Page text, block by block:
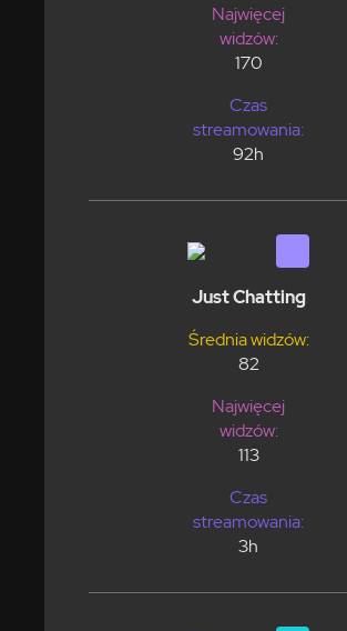
Najwięcej
widzów:
170
Czas
streamowania:
92h
Just Chatting
Średnia widzów:
82
Najwięcej
widzów:
113
Czas
streamowania:
3h